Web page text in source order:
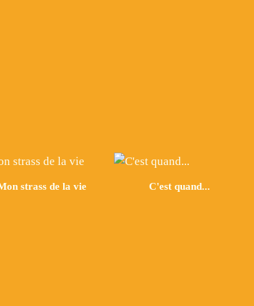
strass de la vie C'est quand...